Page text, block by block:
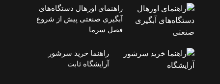
راهنمای اورهال دستگاه‌های
آبگیری صنعتی پیش از شروع
فصل سرما
راهنما خرید سرشور
آرایشگاه ثابت